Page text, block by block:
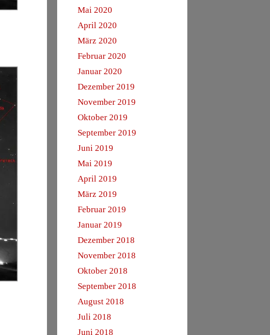
Mai 2020
April 2020
März 2020
Februar 2020
Januar 2020
Dezember 2019
November 2019
Oktober 2019
September 2019
Juni 2019
Mai 2019
April 2019
März 2019
Februar 2019
Januar 2019
Dezember 2018
November 2018
Oktober 2018
September 2018
August 2018
Juli 2018
Juni 2018